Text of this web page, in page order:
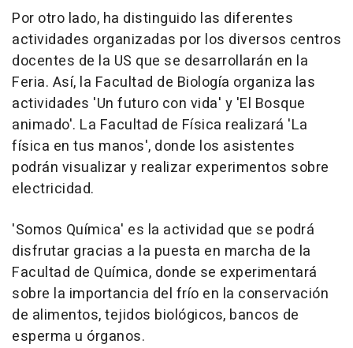
Por otro lado, ha distinguido las diferentes
actividades organizadas por los diversos centros
docentes de la US que se desarrollarán en la
Feria. Así, la Facultad de Biología organiza las
actividades 'Un futuro con vida' y 'El Bosque
animado'. La Facultad de Física realizará 'La
física en tus manos', donde los asistentes
podrán visualizar y realizar experimentos sobre
electricidad.
'Somos Química' es la actividad que se podrá
disfrutar gracias a la puesta en marcha de la
Facultad de Química, donde se experimentará
sobre la importancia del frío en la conservación
de alimentos, tejidos biológicos, bancos de
esperma u órganos.